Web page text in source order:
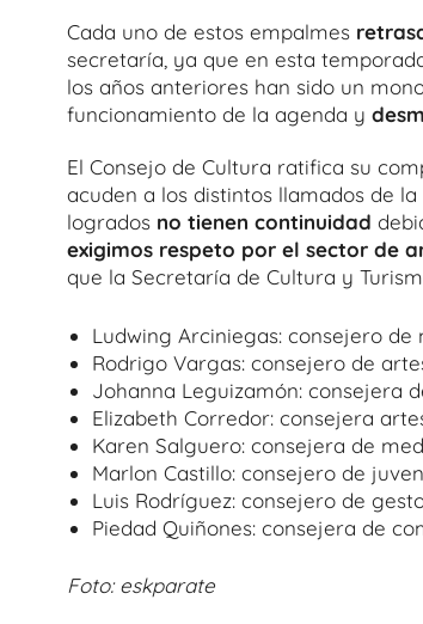
Cada uno de estos empalmes
secretaría, ya que en esta
los años anteriores han sido un
funcionamiento de la agenda y
El Consejo de Cultura ratifica su
acuden a los distintos llamados de
logrados no tienen continuidad
exigimos respeto por el sector de
que la Secretaría de Cultura y
Ludwing Arciniegas: consejero de
Rodrigo Vargas: consejero de
Johanna Leguizamón: consejera
Elizabeth Corredor: consejera
Karen Salguero: consejera de
Marlon Castillo: consejero de
Luis Rodríguez: consejero de
Piedad Quiñones: consejera de
Foto: eskparate